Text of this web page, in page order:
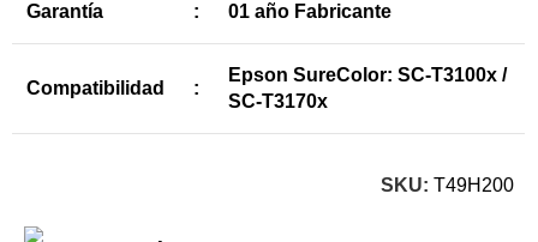
Garantía : 01 año Fabricante
Compatibilidad :
Epson SureColor: SC-T3100x /
SC-T3170x
SKU: T49H200